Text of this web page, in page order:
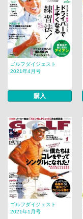
ゴルフダイジェスト
2021年4月号
購入
ゴルフダイジェスト
2021年1月号